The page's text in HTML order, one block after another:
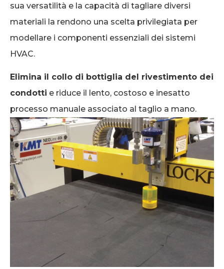
sua versatilità e la capacità di tagliare diversi
materiali la rendono una scelta privilegiata per
modellare i componenti essenziali dei sistemi
HVAC.
Elimina il collo di bottiglia del rivestimento dei
condotti e riduce il lento, costoso e inesatto
processo manuale associato al taglio a mano.